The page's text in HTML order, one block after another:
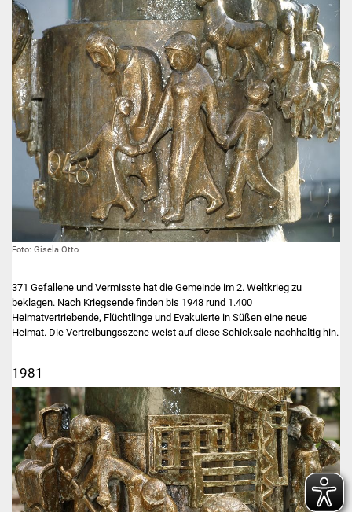
Foto: Gisela Otto
371 Gefallene und Vermisste hat die Gemeinde im 2. Weltkrieg zu
beklagen. Nach Kriegsende finden bis 1948 rund 1.400
Heimatvertriebende, Flüchtlinge und Evakuierte in Süßen eine neue
Heimat. Die Vertreibungsszene weist auf diese Schicksale nachhaltig hin.
1981